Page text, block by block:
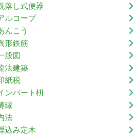
落し式便器
ルコープ
んこう
形鉄筋
般図
法建築
紙税
ンバート枡
縁
法
込み定木